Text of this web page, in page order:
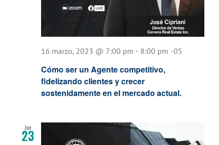
Cómo ser un Agente competitivo,
fidelizando clientes y crecer
sostenidamente en el mercado actual.
16 marzo, 2023 @ 7:00 pm - 8:00 pm -05
Jue
23